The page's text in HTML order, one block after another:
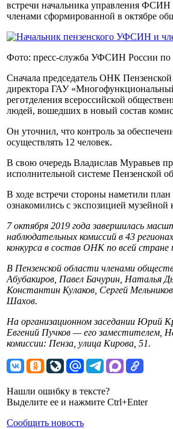
встречи начальника управления ФСИН
членами сформированной в октябре
Фото: пресс-служба УФСИН России по
Сначала председатель ОНК
директора ГАУ
реготделения всероссийской
людей, вошедших в новый состав
Он уточнил, что контроль за
осуществлять 12 человек.
В свою очередь Владислав Муравьев
исполнительной системе Пензенской
В ходе встречи стороны наметили
ознакомились с экспозицией
7 октября 2019 года завершилась
наблюдательных комиссий в 43
конкурса в состав ОНК по всей стране
В Пензенской области членами
Абубакиров, Павел Бачурин, Наталья
Константин Кулаков, Сергей
Шахов.
На организационном заседании Юрий
Евгений Пучков — его заместителем,
комиссии: Пенза, улица Кирова, 51.
Нашли ошибку в тексте?
Выделите ее и нажмите Ctrl+Enter
Сообщить новость